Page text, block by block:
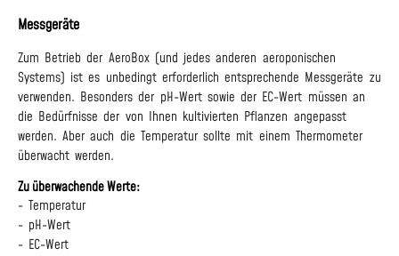
Messgeräte
Zum Betrieb der AeroBox (und jedes anderen aeroponischen
Systems) ist es unbedingt erforderlich entsprechende Messgeräte zu
verwenden. Besonders der pH-Wert sowie der EC-Wert müssen an
die Bedürfnisse der von Ihnen kultivierten Pflanzen angepasst
werden. Aber auch die Temperatur sollte mit einem Thermometer
überwacht werden.
Zu überwachende Werte:
- Temperatur
- pH-Wert
- EC-Wert